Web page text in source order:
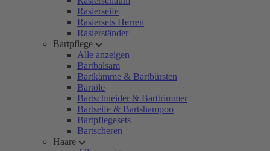
Rasierseife
Rasiersets Herren
Rasierständer
Bartpflege
Alle anzeigen
Bartbalsam
Bartkämme & Bartbürsten
Bartöle
Bartschneider & Barttrimmer
Bartseife & Bartshampoo
Bartpflegesets
Bartscheren
Haare